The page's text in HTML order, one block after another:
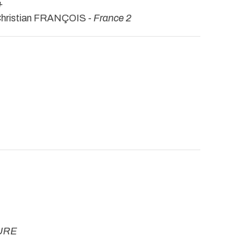
FRANÇOIS - France 2